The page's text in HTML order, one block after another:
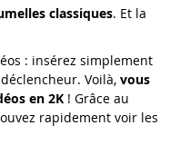
classiques. Et la
: insérez simplement
Voilà, vous
en 2K ! Grâce au
rapidement voir les